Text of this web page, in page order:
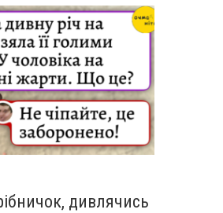
дивлячись